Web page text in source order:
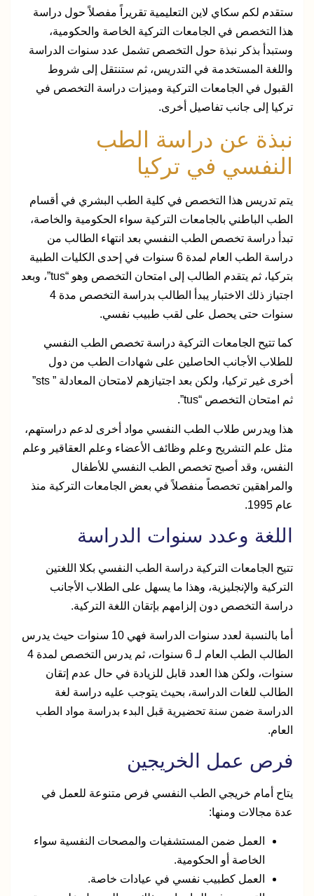
ستقدم لكم سكاي لاين التعليمية تقريراً مفصلاً حول دراسة
هذا التخصص في الجامعات التركية الخاصة والحكومية،
وستبدأ بذكر نبذة حول التخصص تشمل عدد سنوات الدراسة
واللغة المستخدمة في التدريس، ثم ستنتقل إلى شروط
القبول في الجامعات التركية وميزات دراسة التخصص في
تركيا إلى جانب تفاصيل أخرى.
نبذة عن دراسة الطب
النفسي في تركيا
يتم تدريس هذا التخصص في كلية الطب البشري في أقسام
الطب الباطني بالجامعات التركية سواء الحكومية والخاصة،
تبدأ دراسة تخصص الطب النفسي بعد انتهاء الطالب من
دراسة الطب العام لمدة 6 سنوات في إحدى الكليات الطبية
بتركيا، ثم يتقدم الطالب إلى امتحان التخصص وهو “tus”، وبعد
اجتياز ذلك الاختبار يبدأ الطالب بدراسة التخصص مدة 4
سنوات حتى يحصل على لقب طبيب نفسي.
كما تتيح الجامعات التركية دراسة تخصص الطب النفسي
للطلاب الأجانب الحاصلين على شهادات الطب من دول
أخرى غير تركيا، ولكن بعد اجتيازهم لامتحان المعادلة ” sts”
ثم امتحان التخصص “tus”.
هذا ويدرس طلاب الطب النفسي مواد أخرى لدعم دراستهم،
مثل علم التشريح وعلم وظائف الأعضاء وعلم العقاقير وعلم
النفس، وقد أصبح تخصص الطب النفسي للأطفال
والمراهقين تخصصاً منفصلاً في بعض الجامعات التركية منذ
عام 1995.
اللغة وعدد سنوات الدراسة
تتيح الجامعات التركية دراسة الطب النفسي بكلا اللغتين
التركية والإنجليزية، وهذا ما يسهل على الطلاب الأجانب
دراسة التخصص دون إلزامهم بإتقان اللغة التركية.
أما بالنسبة لعدد سنوات الدراسة فهي 10 سنوات حيث يدرس
الطالب الطب العام لـ 6 سنوات، ثم يدرس التخصص لمدة 4
سنوات، ولكن هذا العدد قابل للزيادة في حال عدم إتقان
الطالب للغات الدراسة، بحيث يتوجب عليه دراسة لغة
الدراسة ضمن سنة تحضيرية قبل البدء بدراسة مواد الطب
العام.
فرص عمل الخريجين
يتاح أمام خريجي الطب النفسي فرص متنوعة للعمل في
عدة مجالات ومنها:
العمل ضمن المستشفيات والمصحات النفسية سواء
الخاصة أو الحكومية.
العمل كطبيب نفسي في عيادات خاصة.